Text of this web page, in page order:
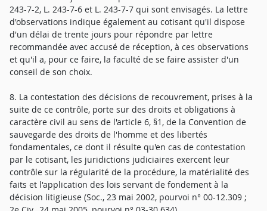
243-7-2, L. 243-7-6 et L. 243-7-7 qui sont envisagés. La lettre
d'observations indique également au cotisant qu'il dispose
d'un délai de trente jours pour répondre par lettre
recommandée avec accusé de réception, à ces observations
et qu'il a, pour ce faire, la faculté de se faire assister d'un
conseil de son choix.
8. La contestation des décisions de recouvrement, prises à la
suite de ce contrôle, porte sur des droits et obligations à
caractère civil au sens de l'article 6, §1, de la Convention de
sauvegarde des droits de l'homme et des libertés
fondamentales, ce dont il résulte qu'en cas de contestation
par le cotisant, les juridictions judiciaires exercent leur
contrôle sur la régularité de la procédure, la matérialité des
faits et l'application des lois servant de fondement à la
décision litigieuse (Soc., 23 mai 2002, pourvoi n° 00-12.309 ;